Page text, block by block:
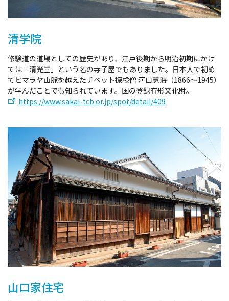
清学院
修験道の道場としての歴史があり、江戸後期から明治初期にかけ
ては「清光堂」という名の寺子屋でもありました。日本人で初め
てヒマラヤ山脈を越えたチベット探検僧 河口慧海（1866～1945）
が学んだことでも知られています。国の登録有形文化財。
https://www.sakai-tcb.or.jp/spot/detail/409
山口家住宅